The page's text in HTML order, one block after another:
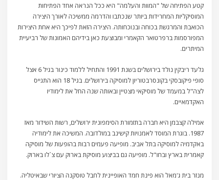
קטע הפתיחה של "המוות והעלמה" היא ככל הנראה אחד הפתיחות
המוסיקליות המחרידות ביותר שנכתבו והדרמה ממשיכה לאורך היצירה
הכואבת והמרגשת בכוחה ובנוכחותה. היצירה הזאת לפיכך היא אחת היצירות
המפורסמות ברפרטואר הקאמרי ומבוצעת כאן בידיהם האמונות של רביעיית
המיתרים.
גלעד ריבקין נולד בירושלים בשנת 1991 והתחיל ללמוד כינור בגיל 6 אצל
סופי פיקובסקי בקונסרבטוריון למוסיקה בירושלים. בגיל 18 הוא התגייס
לצה"ל במעמד של מוסיקאי מצטיין ובאותה שנה החל את לימודיו
האקדמאיים.
אמילה קצבמן היא חברה בתזמורת הסימפונית ירושלים, רשות השידור מאז
1987. בוגרת המוסד לאמנויות קישינב במולדובה. המשיכה את לימודיה
באקדמיה למוסיקה בתל אביב. מופיעה פעמים רבות בהופעות של מוסיקה
קאמרית בארץ ובחו"ל. מופיעה גם בביצוע מוסיקת בארוק עם צ`לו בארוק.
מנזר בית ג'מאל הוא פינת חמד האופיינית לחבל טוסקנה הציורי שבאיטליה.